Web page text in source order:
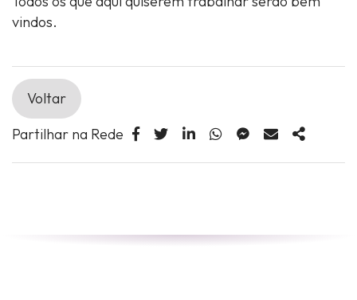
vindos.
Voltar
Partilhar na Rede